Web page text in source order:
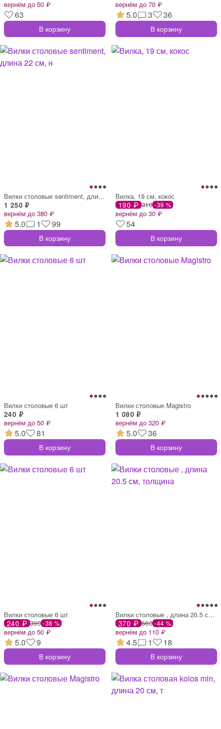
вернём до 50 ₽
63
В корзину
вернём до 70 ₽
5.0 3 36
В корзину
Вилки столовые sentiment, длина 22 см, н
1 250 ₽
вернём до 380 ₽
5.0 1 99
В корзину
Вилка, 19 см, кокос
190 ₽ 310 -39 %
вернём до 30 ₽
54
В корзину
Вилки столовые 6 шт
240 ₽
вернём до 50 ₽
5.0 81
В корзину
Вилки столовые Magistro
1 080 ₽
вернём до 320 ₽
5.0 36
В корзину
Вилки столовые 6 шт
240 ₽ 390 -38 %
вернём до 50 ₽
5.0 9
В корзину
Вилки столовые , длина 20.5 см, толщина
370 ₽ 660 -44 %
вернём до 110 ₽
4.5 1 18
В корзину